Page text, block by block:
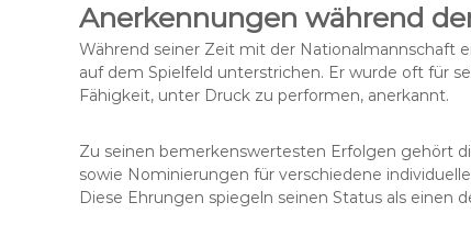
Anerkennungen während
Während seiner Zeit mit der Nationalmannschaft
auf dem Spielfeld unterstrichen. Er wurde oft für
Fähigkeit, unter Druck zu performen, anerkannt.
Zu seinen bemerkenswertesten Erfolgen gehört
sowie Nominierungen für verschiedene
Diese Ehrungen spiegeln seinen Status als einen